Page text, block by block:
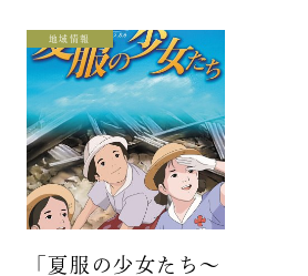
地域情報
「夏服の少女たち～